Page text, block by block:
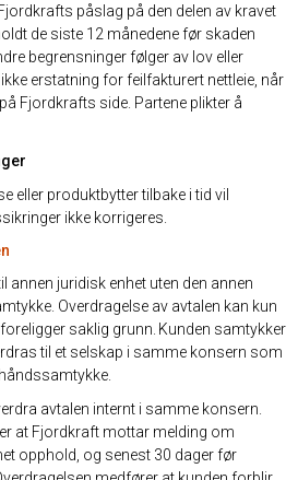
påslag på den delen av kravet
de siste 12 månedene før skaden
begrensninger følger av lov eller
erstatning for feilfakturert nettleie, når
Fjordkrafts side. Partene plikter å
eller produktbytter tilbake i tid vil
ikke korrigeres.
annen juridisk enhet uten den annen
Overdragelse av avtalen kan kun
saklig grunn. Kunden samtykker
til et selskap i samme konsern som
avtalen internt i samme konsern.
at Fjordkraft mottar melding om
opphold, og senest 30 dager før